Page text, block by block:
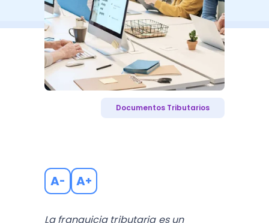
Documentos Tributarios
A- A+
La franquicia tributaria es un